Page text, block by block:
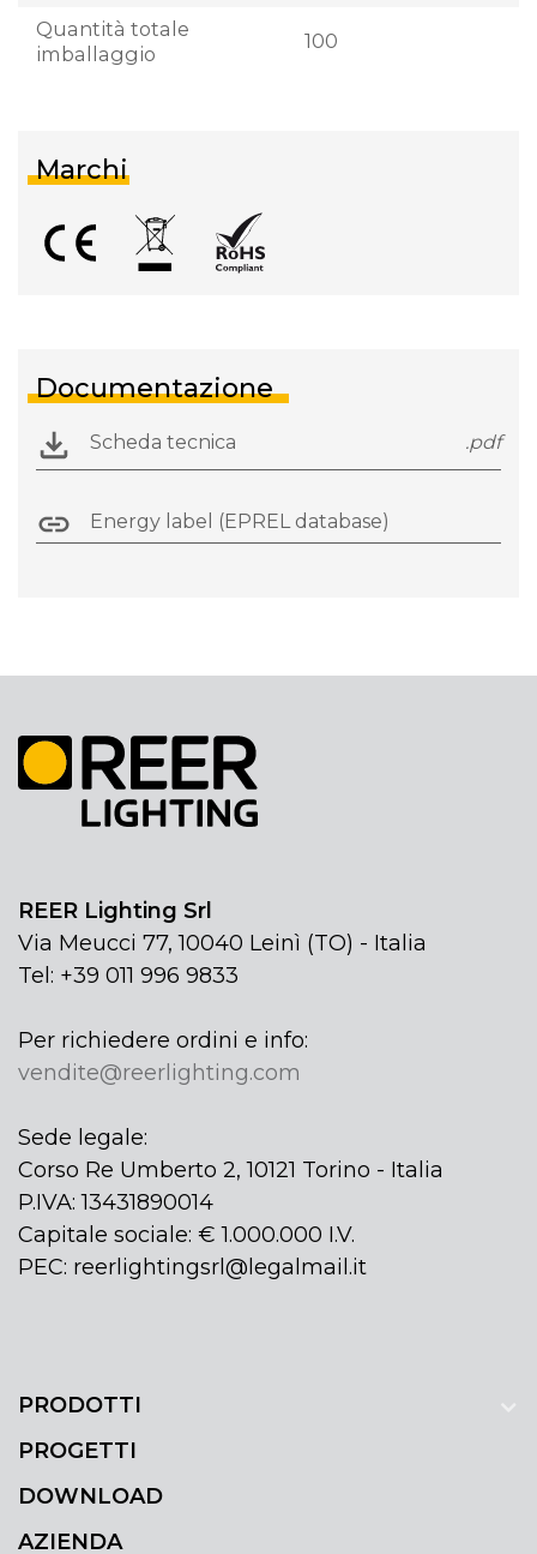
Quantità totale
imballaggio
100
Marchi
Documentazione
Scheda tecnica .pdf
Energy label (EPREL database)
REER Lighting Srl
Via Meucci 77, 10040 Leinì (TO) - Italia
Tel: +39 011 996 9833
Per richiedere ordini e info:
vendite@reerlighting.com
Sede legale:
Corso Re Umberto 2, 10121 Torino - Italia
P.IVA: 13431890014
Capitale sociale: € 1.000.000 I.V.
PEC: reerlightingsrl@legalmail.it
PRODOTTI
PROGETTI
DOWNLOAD
AZIENDA